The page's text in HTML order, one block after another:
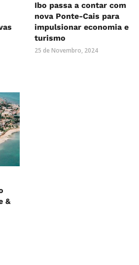
Ibo passa a contar com
nova Ponte-Cais para
impulsionar economia e
turismo
25 de Novembro, 2024
&